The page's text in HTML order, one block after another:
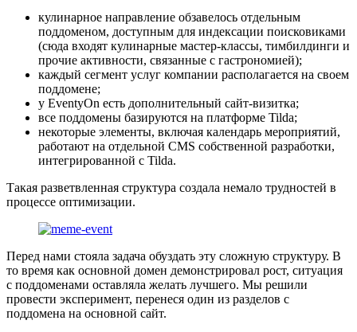
кулинарное направление обзавелось отдельным
поддоменом, доступным для индексации поисковиками
(сюда входят кулинарные мастер-классы, тимбилдинги и
прочие активности, связанные с гастрономией);
каждый сегмент услуг компании располагается на своем
поддомене;
у EventyOn есть дополнительный сайт-визитка;
все поддомены базируются на платформе Tilda;
некоторые элементы, включая календарь мероприятий,
работают на отдельной CMS собственной разработки,
интегрированной с Tilda.
Такая разветвленная структура создала немало трудностей в
процессе оптимизации.
Перед нами стояла задача обуздать эту сложную структуру. В
то время как основной домен демонстрировал рост, ситуация
с поддоменами оставляла желать лучшего. Мы решили
провести эксперимент, перенеся один из разделов с
поддомена на основной сайт.